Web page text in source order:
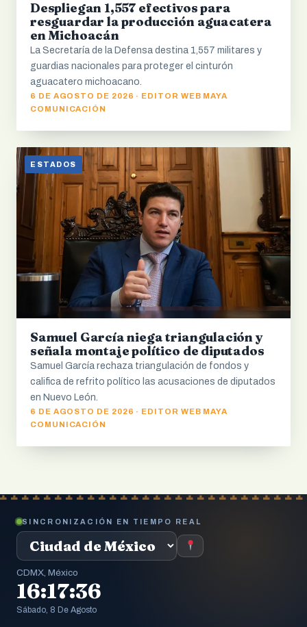
Despliegan 1,557 efectivos para
resguardar la producción aguacatera
en Michoacán
La Secretaría de la Defensa destina 1,557 militares y
guardias nacionales para proteger el cinturón
aguacatero michoacano.
6 DE AGOSTO DE 2026 · EDITOR WEB MAYA
COMUNICACIÓN
ESTADOS
Samuel García niega triangulación y
señala montaje político de diputados
Samuel García rechaza triangulación de fondos y
califica de refrito político las acusaciones de diputados
en Nuevo León.
6 DE AGOSTO DE 2026 · EDITOR WEB MAYA
COMUNICACIÓN
SINCRONIZACIÓN EN TIEMPO REAL
CDMX, México
16:17:37
Sábado, 8 De Agosto